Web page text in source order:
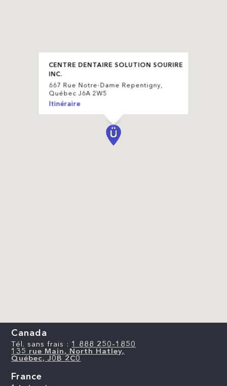
CENTRE DENTAIRE SOLUTION SOURIRE
INC.
667 Rue Notre-Dame Repentigny,
Québec J6A 2W5
Itinéraire
Canada
Tél. sans frais : 1 888 250-1850
135 rue Main, North Hatley,
Québec, J0B 2C0
France